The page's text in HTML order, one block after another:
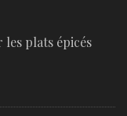
plats épicés